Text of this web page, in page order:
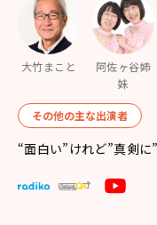
大竹まこと
阿佐ヶ谷姉
妹
その他の主な出演者
“面白い”けれど”真剣